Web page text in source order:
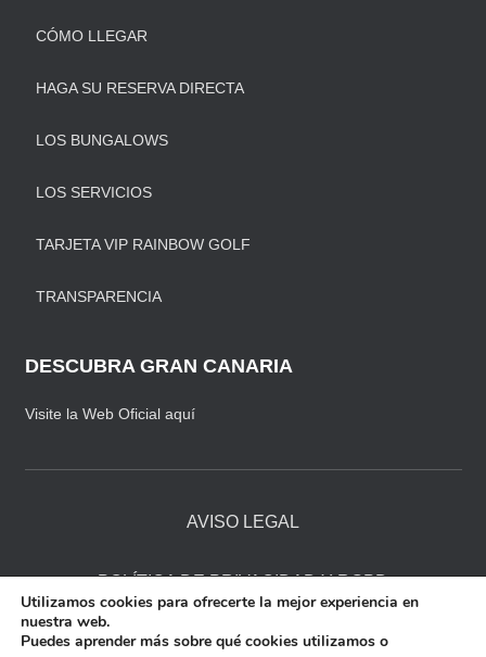
CÓMO LLEGAR
HAGA SU RESERVA DIRECTA
LOS BUNGALOWS
LOS SERVICIOS
TARJETA VIP RAINBOW GOLF
TRANSPARENCIA
DESCUBRA GRAN CANARIA
Visite la Web Oficial aquí
AVISO LEGAL
POLÍTICA DE PRIVACIDAD Y RGPD
POLÍTICA DE COOKIES
Utilizamos cookies para ofrecerte la mejor experiencia en
nuestra web.
Puedes aprender más sobre qué cookies utilizamos o